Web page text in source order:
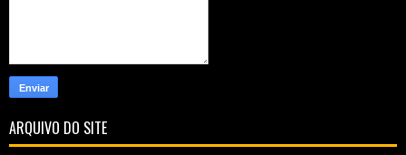
ARQUIVO DO SITE